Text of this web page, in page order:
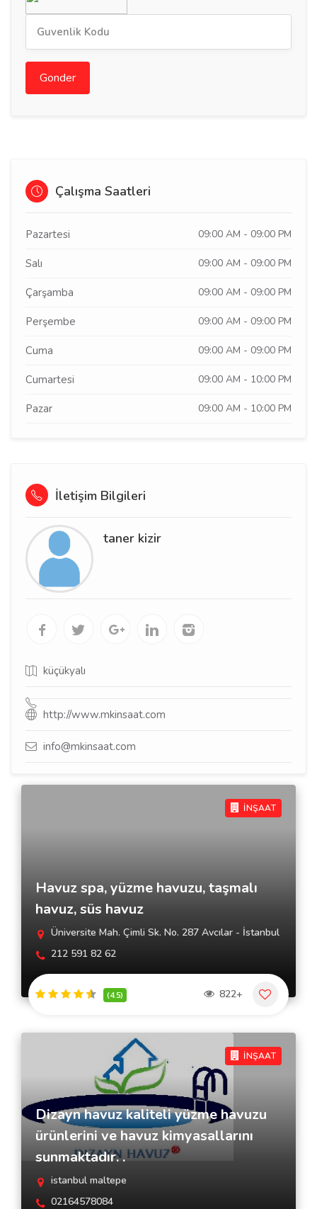
Gonder
Çalışma Saatleri
Pazartesi 09:00 AM - 09:00 PM
Salı 09:00 AM - 09:00 PM
Çarşamba 09:00 AM - 09:00 PM
Perşembe 09:00 AM - 09:00 PM
Cuma 09:00 AM - 09:00 PM
Cumartesi 09:00 AM - 10:00 PM
Pazar 09:00 AM - 10:00 PM
İletişim Bilgileri
taner kizir
küçükyalı
http://www.mkinsaat.com
info@mkinsaat.com
İNŞAAT
Havuz spa, yüzme havuzu, taşmalı
havuz, süs havuz
Üniversite Mah. Çimli Sk. No. 287 Avcılar - İstanbul
212 591 82 62
(4.5) 822+
İNŞAAT
Dizayn havuz kaliteli yüzme havuzu
ürünlerini ve havuz kimyasallarını
sunmaktadır. .
istanbul maltepe
02164578084